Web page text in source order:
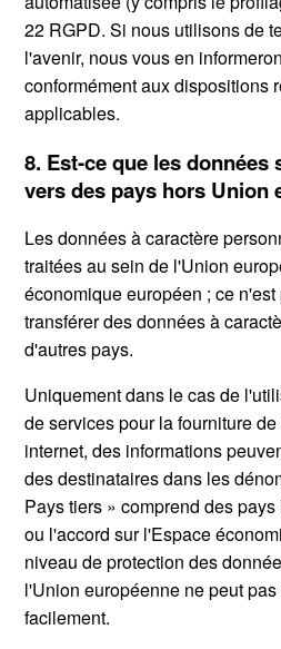
22 RGPD. Si nous utilisons de
l'avenir, nous vous en
conformément aux dispositions
applicables.
8. Est-ce que les données
vers des pays hors Union
Les données à caractère
traitées au sein de l'Union
économique européen ; ce
transférer des données à
d'autres pays.
Uniquement dans le cas de
de services pour la fourniture
internet, des informations
des destinataires dans les
Pays tiers » comprend des
ou l'accord sur l'Espace
niveau de protection des
l'Union européenne ne peut
facilement.